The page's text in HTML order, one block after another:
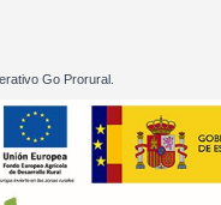
Go Prorural.